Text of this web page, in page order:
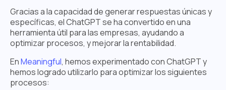
Gracias a la capacidad de generar respuestas únicas y
específicas, el ChatGPT se ha convertido en una
herramienta útil para las empresas, ayudando a
optimizar procesos, y mejorar la rentabilidad.
EnMeaningful, hemos experimentado con ChatGPT y
hemos logrado utilizarlo para optimizar los siguientes
procesos: